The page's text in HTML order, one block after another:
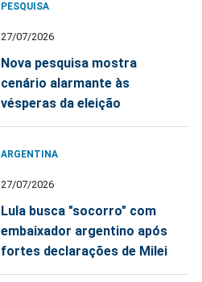
PESQUISA
27/07/2026
Nova pesquisa mostra
cenário alarmante às
vésperas da eleição
ARGENTINA
27/07/2026
Lula busca "socorro" com
embaixador argentino após
fortes declarações de Milei